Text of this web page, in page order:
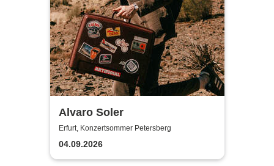
Alvaro Soler
Erfurt, Konzertsommer Petersberg
04.09.2026